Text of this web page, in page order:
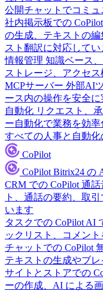
公開チャットでコミ
社内掲示板での CoPilot
の生成、テキストの
スト翻訳に対応してい
情報管理 知識ベース
ストレージ、アクセ
MCPサーバー 外部AI
ース内の操作を安全に
自動化 リクエスト、
ー自動化で業務を効
すべての人事と自動化
CoPilot
CoPilot Bitrix24 の
CRM での CoPilot 通話
ト、通話の要約、取
います
タスクでの CoPilot AI
ックリスト、コメン
チャットでの CoPilot
テキストの生成やブ
サイトとストアでの
ーの作成、AI による